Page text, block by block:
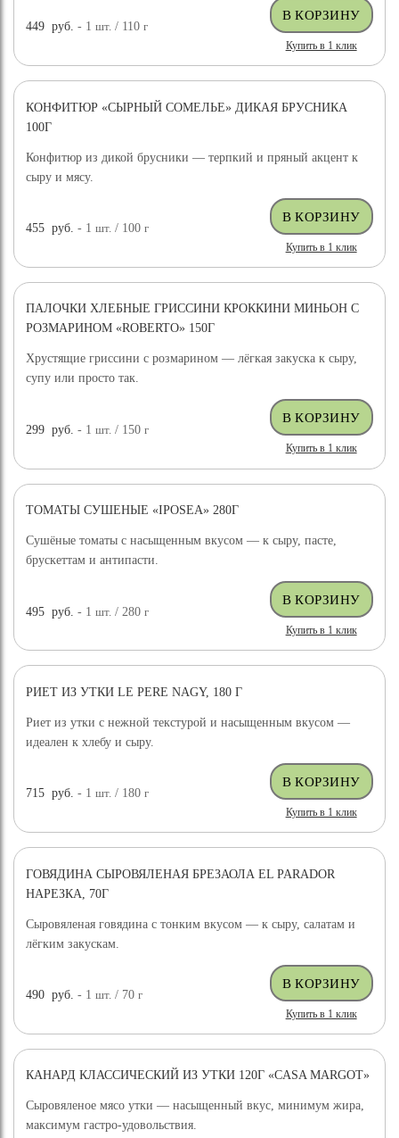
449 руб. - 1шт. / 110г
Купить в 1 клик
КОНФИТЮР «СЫРНЫЙ СОМЕЛЬЕ» ДИКАЯ БРУСНИКА
100Г
Конфитюр из дикой брусники — терпкий и пряный акцент к
сыру и мясу.
455 руб. - 1шт. / 100г
Купить в 1 клик
ПАЛОЧКИ ХЛЕБНЫЕ ГРИССИНИ КРОККИНИ МИНЬОН С
РОЗМАРИНОМ «ROBERTO» 150Г
Хрустящие гриссини с розмарином — лёгкая закуска к сыру,
супу или просто так.
299 руб. - 1шт. / 150г
Купить в 1 клик
ТОМАТЫ СУШЕНЫЕ «IPOSEA» 280Г
Сушёные томаты с насыщенным вкусом — к сыру, пасте,
брускеттам и антипасти.
495 руб. - 1шт. / 280г
Купить в 1 клик
РИЕТ ИЗ УТКИ LE PERE NAGY, 180 Г
Риет из утки с нежной текстурой и насыщенным вкусом —
идеален к хлебу и сыру.
715 руб. - 1шт. / 180г
Купить в 1 клик
ГОВЯДИНА СЫРОВЯЛЕНАЯ БРЕЗАОЛА EL PARADOR
НАРЕЗКА, 70Г
Сыровяленая говядина с тонким вкусом — к сыру, салатам и
лёгким закускам.
490 руб. - 1шт. / 70г
Купить в 1 клик
КАНАРД КЛАССИЧЕСКИЙ ИЗ УТКИ 120Г «CASA MARGOT»
Сыровяленое мясо утки — насыщенный вкус, минимум жира,
максимум гастро-удовольствия.